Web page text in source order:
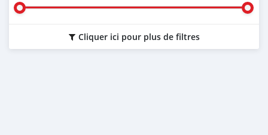
Cliquer ici pour plus de filtres